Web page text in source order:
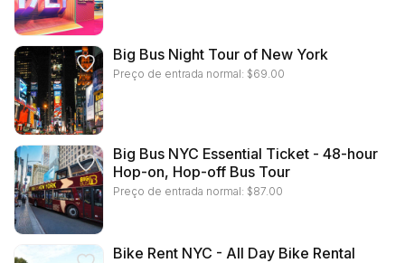
Big Bus Night Tour of New York
Preço de entrada normal: $69.00
Big Bus NYC Essential Ticket - 48-hour
Hop-on, Hop-off Bus Tour
Preço de entrada normal: $87.00
Bike Rent NYC - All Day Bike Rental